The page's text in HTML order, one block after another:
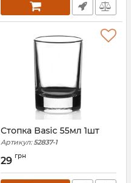
Стопка Basic 55мл 1шт
Артикул: 52837-1
29 грн